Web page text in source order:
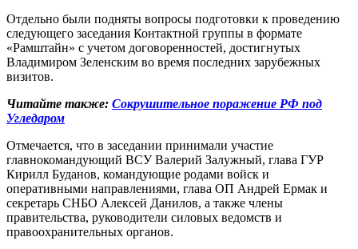
Отдельно были подняты вопросы подготовки к проведению
следующего заседания Контактной группы в формате
«Рамштайн» с учетом договоренностей, достигнутых
Владимиром Зеленским во время последних зарубежных
визитов.
Читайте также: Сокрушительное поражение РФ под
Угледаром
Отмечается, что в заседании принимали участие
главнокомандующий ВСУ Валерий Залужный, глава ГУР
Кирилл Буданов, командующие родами войск и
оперативными направлениями, глава ОП Андрей Ермак и
секретарь СНБО Алексей Данилов, а также члены
правительства, руководители силовых ведомств и
правоохранительных органов.